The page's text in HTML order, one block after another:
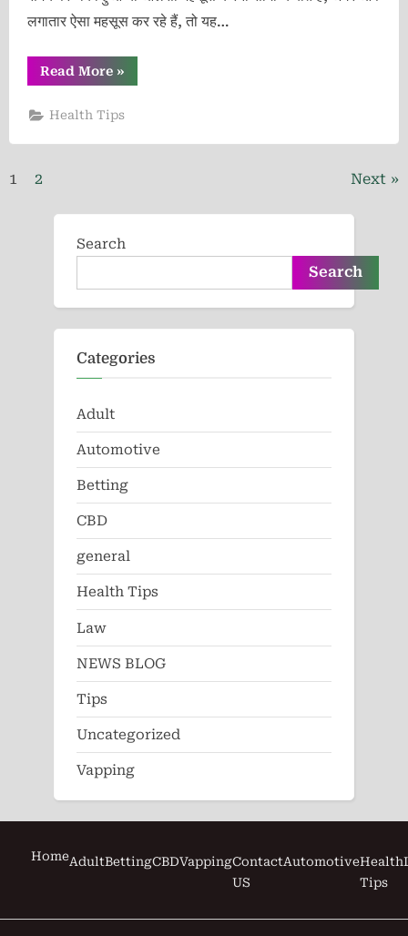
लगातार ऐसा महसूस कर रहे हैं, तो यह…
Read More“Wellhealthorganic.com:know-
why-
lazy-
and-
»
Health Tips
Posts
pagination
1 2 Next
Search
Search
Categories
Adult
Automotive
Betting
CBD
general
Health Tips
Law
NEWS BLOG
Tips
Uncategorized
Vapping
HomeAdultBettingCBDVappingContact
US
AutomotiveHealth
Tips